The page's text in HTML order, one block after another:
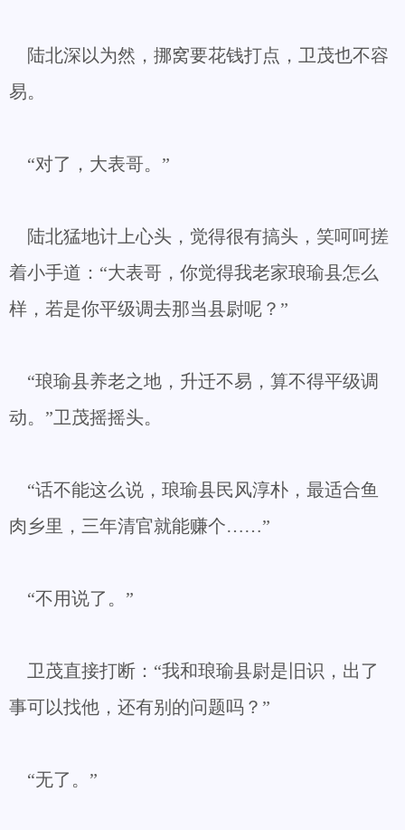
陆北深以为然，挪窝要花钱打点，卫茂也不容
易。
“对了，大表哥。”
陆北猛地计上心头，觉得很有搞头，笑呵呵搓
着小手道：“大表哥，你觉得我老家琅瑜县怎么
样，若是你平级调去那当县尉呢？”
“琅瑜县养老之地，升迁不易，算不得平级调
动。”卫茂摇摇头。
“话不能这么说，琅瑜县民风淳朴，最适合鱼
肉乡里，三年清官就能赚个……”
“不用说了。”
卫茂直接打断：“我和琅瑜县尉是旧识，出了
事可以找他，还有别的问题吗？”
“无了。”